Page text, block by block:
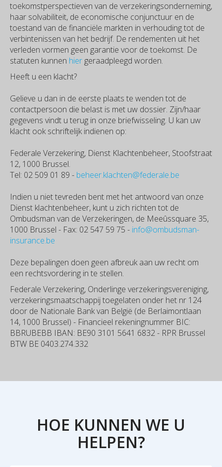
toekomstperspectieven van de verzekeringsonderneming,
haar solvabiliteit, de economische conjunctuur en de
toestand van de financiële markten in verhouding tot de
verbintenissen van het bedrijf. De rendementen uit het
verleden vormen geen garantie voor de toekomst. De
statuten kunnen hier geraadpleegd worden.
Heeft u een klacht?
Gelieve u dan in de eerste plaats te wenden tot de
contactpersoon die belast is met uw dossier. Zijn/haar
gegevens vindt u terug in onze briefwisseling. U kan uw
klacht ook schriftelijk indienen op:
Federale Verzekering, Dienst Klachtenbeheer, Stoofstraat
12, 1000 Brussel.
Tel: 02 509 01 89 - beheer.klachten@federale.be
Indien u niet tevreden bent met het antwoord van onze
Dienst klachtenbeheer, kunt u zich richten tot de
Ombudsman van de Verzekeringen, de Meeûssquare 35,
1000 Brussel - Fax: 02 547 59 75 - info@ombudsman-
insurance.be
Deze bepalingen doen geen afbreuk aan uw recht om
een rechtsvordering in te stellen.
Federale Verzekering, Onderlinge verzekeringsvereniging,
verzekeringsmaatschappij toegelaten onder het nr 124
door de Nationale Bank van België (de Berlaimontlaan
14, 1000 Brussel) - Financieel rekeningnummer BIC:
BBRUBEBB IBAN: BE90 3101 5641 6832 - RPR Brussel
BTW BE 0403.274.332
HOE KUNNEN WE U
HELPEN?